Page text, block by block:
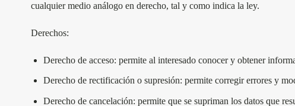
cualquier medio análogo en derecho, tal y como indica la ley.
Derechos:
Derecho de acceso: permite al interesado conocer y obtener
Derecho de rectificación o supresión: permite corregir errores y
Derecho de cancelación: permite que se supriman los datos que